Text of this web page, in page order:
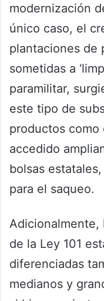
modernización
único caso, el
plantaciones de
sometidas a
paramilitar,
este tipo de
productos como
accedido
bolsas
para el saqueo.
Adicionalmente,
de la Ley 101
diferenciadas
medianos y